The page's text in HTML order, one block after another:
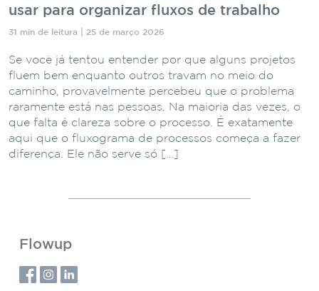
usar para organizar fluxos de trabalho
31 min de leitura | 25 de março 2026
Se você já tentou entender por que alguns projetos
fluem bem enquanto outros travam no meio do
caminho, provavelmente percebeu que o problema
raramente está nas pessoas. Na maioria das vezes, o
que falta é clareza sobre o processo. É exatamente
aqui que o fluxograma de processos começa a fazer
diferença. Ele não serve só […]
Flowup